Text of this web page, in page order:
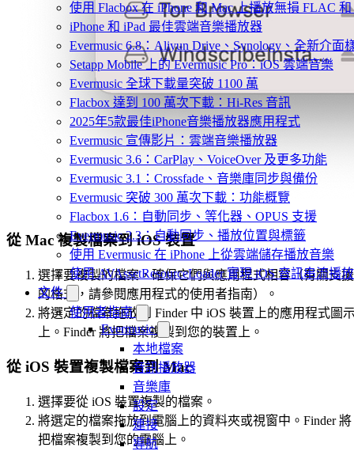
使用 Flacbox 在 iPhone 和 Mac 上播放無損 FLAC
iPhone 和 iPad 最佳雲端音樂播放器
Evermusic 6.8：Aliyun Drive、Synology、全新介面
Setapp Mobile 上的 Evermusic Pro：iOS 雲端音樂
Evermusic 全球下載量突破 1100 萬
Flacbox 達到 100 萬次下載：Hi-Res 音訊
2025年5款最佳iPhone音樂播放器應用程式
Evermusic 宣傳影片：雲端音樂播放器
Evermusic 3.6：CarPlay、VoiceOver 及更多功能
Evermusic 3.1：Crossfade、音樂庫同步與備份
Evermusic 突破 300 萬次下載：功能概覽
Flacbox 1.6：自動同步、等化器、OPUS 支援
Evermusic 2.3：自動同步、播放位置與標籤
使用 Evermusic 在 iPhone 上從雲端儲存播放音樂
使用 AVAssetResourceLoader 實現 iOS 音訊串流播放
文件
使用者指南
Evermusic
本地檔案
音訊播放器
音樂庫
設定
連接
導航
從 Mac 複製檔案到 iOS 裝置
選擇要複製的檔案，確保它們與應用程式相容（有關支援
的格式，請參閱應用程式的使用者指南）。
將選定的檔案拖放到 Finder 中 iOS 裝置上的應用程式圖
上。Finder 將把檔案複製到您的裝置上。
從 iOS 裝置複製檔案到 Mac
選擇要從 iOS 裝置複製的檔案。
將選定的檔案拖放到電腦上的資料夾或視窗中。Finder 將
把檔案複製到您的電腦上。